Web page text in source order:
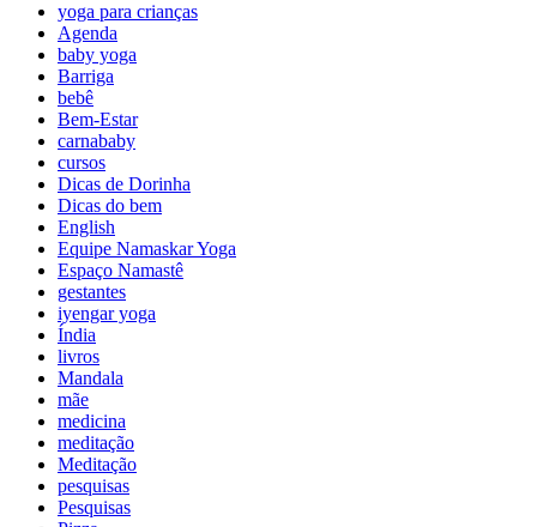
yoga para crianças
Agenda
baby yoga
Barriga
bebê
Bem-Estar
carnababy
cursos
Dicas de Dorinha
Dicas do bem
English
Equipe Namaskar Yoga
Espaço Namastê
gestantes
iyengar yoga
Índia
livros
Mandala
mãe
medicina
meditação
Meditação
pesquisas
Pesquisas